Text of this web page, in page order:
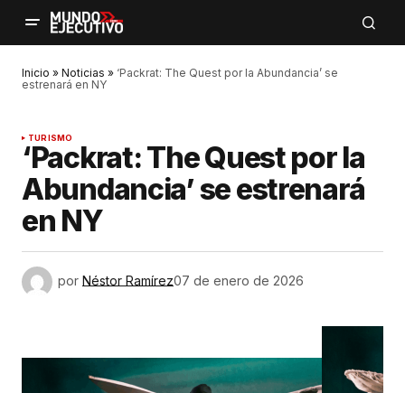
Inicio » Noticias » ‘Packrat: The Quest por la Abundancia’ se
estrenará en NY
TURISMO
‘Packrat: The Quest por la
Abundancia’ se estrenará
en NY
por Néstor Ramírez07 de enero de 2026